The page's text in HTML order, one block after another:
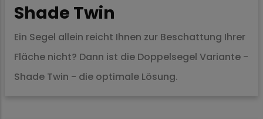
Shade Twin
Ein Segel allein reicht Ihnen zur Beschattung Ihrer
Fläche nicht? Dann ist die Doppelsegel Variante -
Shade Twin - die optimale Lösung.